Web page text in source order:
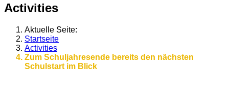
Activities
Aktuelle Seite:
Startseite
Activities
Zum Schuljahresende bereits den nächsten
Schulstart im Blick